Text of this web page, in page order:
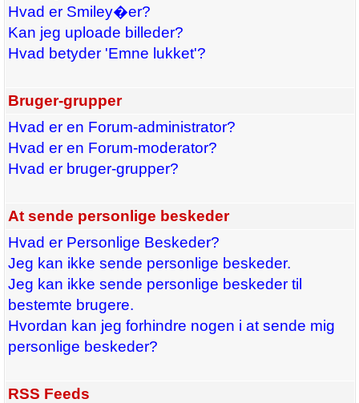
Hvad er Smiley�er?
Kan jeg uploade billeder?
Hvad betyder 'Emne lukket'?
Bruger-grupper
Hvad er en Forum-administrator?
Hvad er en Forum-moderator?
Hvad er bruger-grupper?
At sende personlige beskeder
Hvad er Personlige Beskeder?
Jeg kan ikke sende personlige beskeder.
Jeg kan ikke sende personlige beskeder til
bestemte brugere.
Hvordan kan jeg forhindre nogen i at sende mig
personlige beskeder?
RSS Feeds